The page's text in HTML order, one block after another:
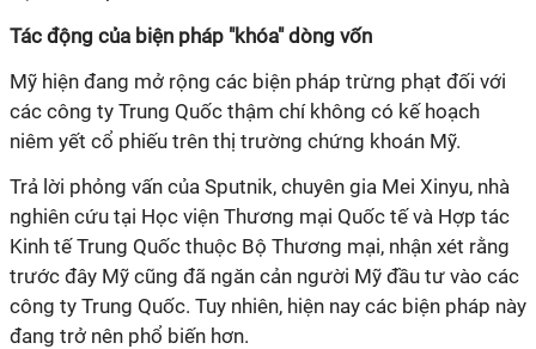
Tác động của biện pháp "khóa" dòng vốn
Mỹ hiện đang mở rộng các biện pháp trừng phạt đối với
các công ty Trung Quốc thậm chí không có kế hoạch
niêm yết cổ phiếu trên thị trường chứng khoán Mỹ.
Trả lời phỏng vấn của Sputnik, chuyên gia Mei Xinyu, nhà
nghiên cứu tại Học viện Thương mại Quốc tế và Hợp tác
Kinh tế Trung Quốc thuộc Bộ Thương mại, nhận xét rằng
trước đây Mỹ cũng đã ngăn cản người Mỹ đầu tư vào các
công ty Trung Quốc. Tuy nhiên, hiện nay các biện pháp này
đang trở nên phổ biến hơn.